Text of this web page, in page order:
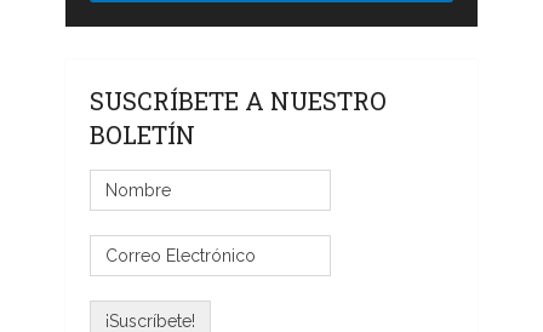
SUSCRÍBETE A NUESTRO
BOLETÍN